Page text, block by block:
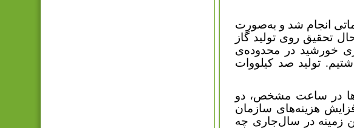
انجام شد و به‌صورت
تحقیق روی تولید گاز
خورشید در محدوده‌ی
تولید صد کیلووات
در ساعت مشخص، دو
هزینه‌های سازمان
زمینه در سال‌جاری چه